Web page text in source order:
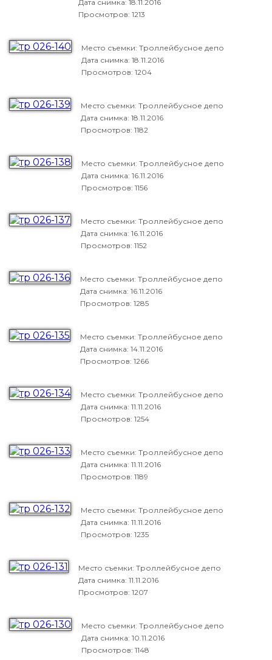
Дата снимка: 18.11.2016
Просмотров: 1213
Место съемки: Троллейбусное депо
Дата снимка: 18.11.2016
Просмотров: 1204
Место съемки: Троллейбусное депо
Дата снимка: 18.11.2016
Просмотров: 1182
Место съемки: Троллейбусное депо
Дата снимка: 16.11.2016
Просмотров: 1156
Место съемки: Троллейбусное депо
Дата снимка: 16.11.2016
Просмотров: 1152
Место съемки: Троллейбусное депо
Дата снимка: 16.11.2016
Просмотров: 1285
Место съемки: Троллейбусное депо
Дата снимка: 14.11.2016
Просмотров: 1266
Место съемки: Троллейбусное депо
Дата снимка: 11.11.2016
Просмотров: 1254
Место съемки: Троллейбусное депо
Дата снимка: 11.11.2016
Просмотров: 1189
Место съемки: Троллейбусное депо
Дата снимка: 11.11.2016
Просмотров: 1235
Место съемки: Троллейбусное депо
Дата снимка: 11.11.2016
Просмотров: 1207
Место съемки: Троллейбусное депо
Дата снимка: 10.11.2016
Просмотров: 1148